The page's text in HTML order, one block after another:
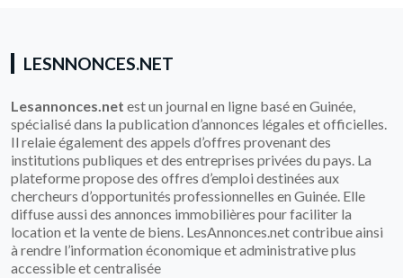
LESNNONCES.NET
Lesannonces.net est un journal en ligne basé en Guinée,
spécialisé dans la publication d’annonces légales et officielles.
Il relaie également des appels d’offres provenant des
institutions publiques et des entreprises privées du pays. La
plateforme propose des offres d’emploi destinées aux
chercheurs d’opportunités professionnelles en Guinée. Elle
diffuse aussi des annonces immobilières pour faciliter la
location et la vente de biens. LesAnnonces.net contribue ainsi
à rendre l’information économique et administrative plus
accessible et centralisée